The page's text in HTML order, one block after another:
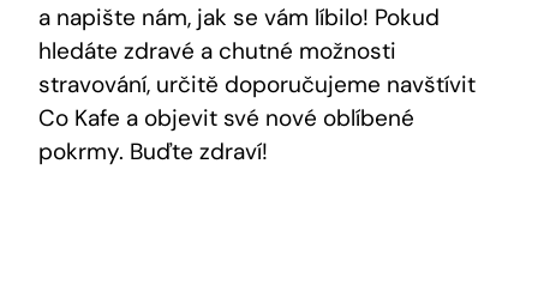
a napište nám, jak se vám líbilo! Pokud
hledáte zdravé a chutné možnosti
stravování, určitě doporučujeme navštívit
Co Kafe a objevit své nové oblíbené
pokrmy. Buďte zdraví!